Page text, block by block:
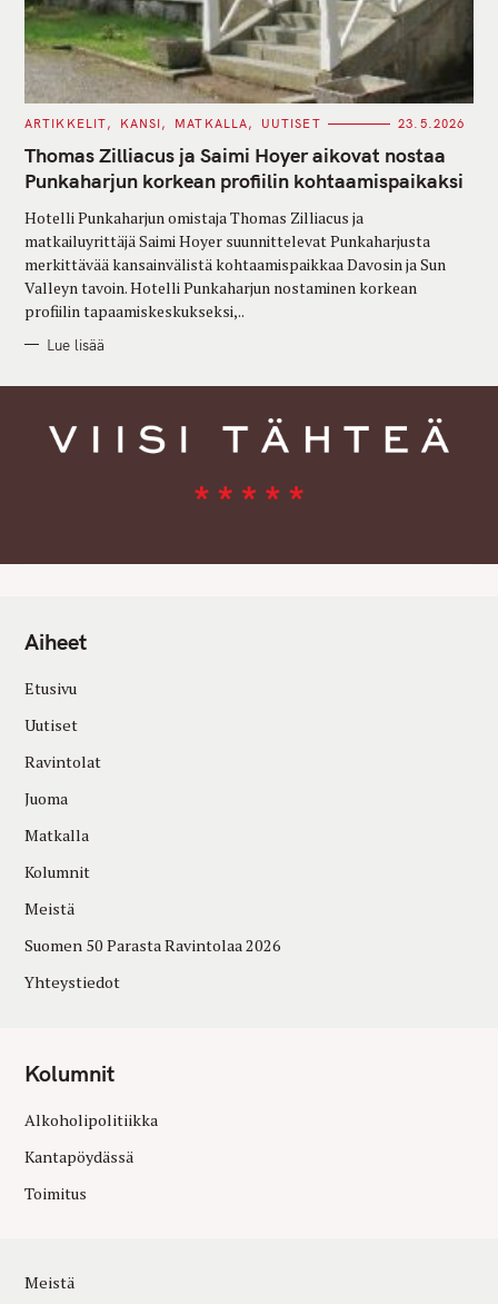
C
T
E
G
O
I
S
ARTIKKELIT KANSI MATKALLA UUTISET 23.5.2026
Thomas Zilliacus ja Saimi Hoyer aikovat nostaa
Punkaharjun korkean profiilin kohtaamispaikaksi
Hotelli Punkaharjun omistaja Thomas Zilliacus ja
matkailuyrittäjä Saimi Hoyer suunnittelevat Punkaharjusta
merkittävää kansainvälistä kohtaamispaikkaa Davosin ja Sun
Valleyn tavoin. Hotelli Punkaharjun nostaminen korkean
profiilin tapaamiskeskukseksi,..
Lue lisää
Aiheet
Etusivu
Uutiset
Ravintolat
Juoma
Matkalla
Kolumnit
Meistä
Suomen 50 Parasta Ravintolaa 2026
Yhteystiedot
Kolumnit
Alkoholipolitiikka
Kantapöydässä
Toimitus
Meistä